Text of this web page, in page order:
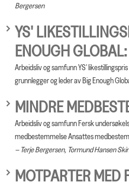
Bergersen
YS'
ENOUGH GLOBAL:
Arbeidsliv og samfunn YS'
grunnlegger og leder av Big Enough
MINDRE
Arbeidsliv og samfunn Fersk
medbestemmelse Ansattes
Terje Bergersen, Tormund Hansen
MOTPARTER MED